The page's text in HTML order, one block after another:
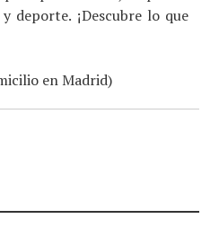
deporte. ¡Descubre lo que
en Madrid)